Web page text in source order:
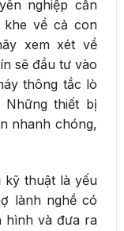
nghiệp cần
về cả con
xem xét về
sẽ đầu tư vào
thông tắc lò
thiết bị
nhanh chóng,
kỹ thuật là yếu
lành nghề có
hình và đưa ra